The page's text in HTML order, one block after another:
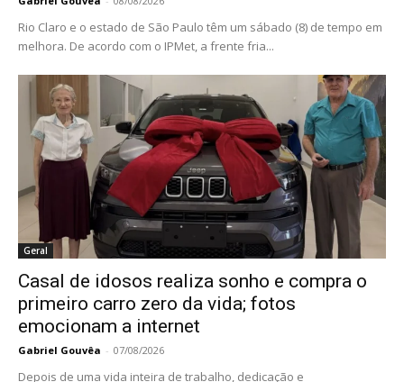
Rio Claro e o estado de São Paulo têm um sábado (8) de tempo em
melhora. De acordo com o IPMet, a frente fria...
Geral
Casal de idosos realiza sonho e compra o
primeiro carro zero da vida; fotos
emocionam a internet
Gabriel Gouvêa - 07/08/2026
Depois de uma vida inteira de trabalho, dedicação e